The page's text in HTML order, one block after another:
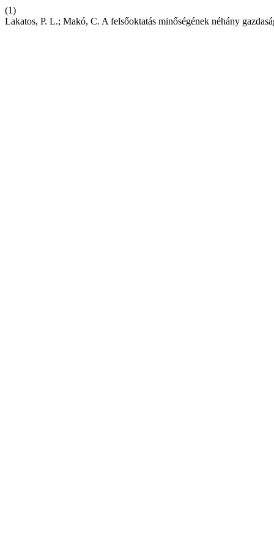
(1)
Lakatos, P. L.; Makó, C. A felsőoktatás minőségének néhány